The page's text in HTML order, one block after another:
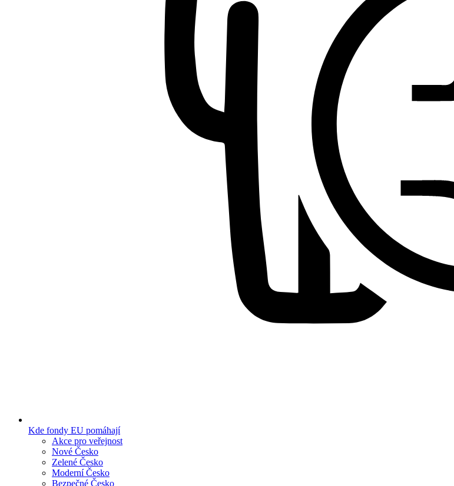
Kde fondy EU pomáhají
Akce pro veřejnost
Nové Česko
Zelené Česko
Moderní Česko
Bezpečné Česko